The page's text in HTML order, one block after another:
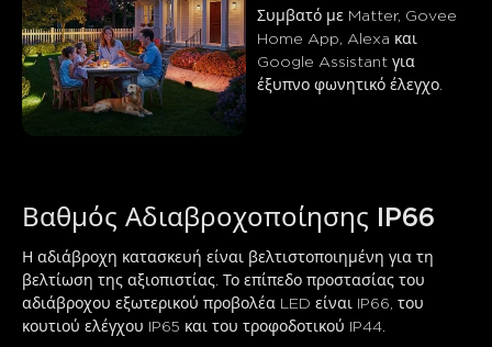
Συμβατό με Matter, Govee
Home App, Alexa και
Google Assistant για
έξυπνο φωνητικό έλεγχο.
Βαθμός Αδιαβροχοποίησης IP66
Η αδιάβροχη κατασκευή είναι βελτιστοποιημένη για τη
βελτίωση της αξιοπιστίας. Το επίπεδο προστασίας του
αδιάβροχου εξωτερικού προβολέα LED είναι IP66, του
κουτιού ελέγχου IP65 και του τροφοδοτικού IP44.
0
Οι πελάτες αναφέρουν
0
Θετικό
0
Αρνητικό
Περίληψη：